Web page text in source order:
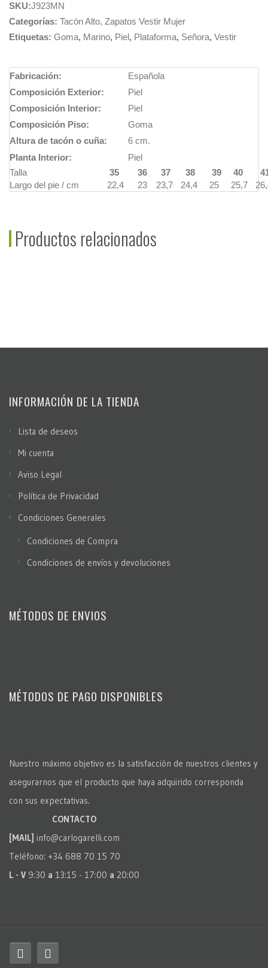
SKU:J923MN
Categorías: Tacón Alto, Zapatos Vestir Mujer
Etiquetas: Goma, Marino, Piel, Plataforma, Señora, Vestir
Fabricación:
Española
Composición Exterior:
Piel
Composición Interior:
Piel
Composición Piso:
Goma
Altura de tacón o cuña:
6 cm.
Planta Interior:
Piel
Talla
35 36 37 38 39 40
Largo del pie / cm
22,4 23 23,7 24,4 25 25,7
Productos relacionados
INFORMACIÓN DE LA TIENDA
Lista de deseos
Mi cuenta
Aviso Legal
Política de Privacidad
Condiciones Generales
Condiciones de Compra
Condiciones de envíos y devoluciones
MÉTODOS DE ENVIOS
MÉTODOS DE PAGO DISPONIBLES
Nuestro máximo objetivo es la satisfacción de nuestros clientes y
asegurarnos que el producto que haya adquirido corresponda
con sus expectativas.
CONTACTO
[MAIL] info@carlogarelli.com
Teléfono: +34 688 70 15 70
L - V 9:30 a 13:15 - 17:00 a 20:00